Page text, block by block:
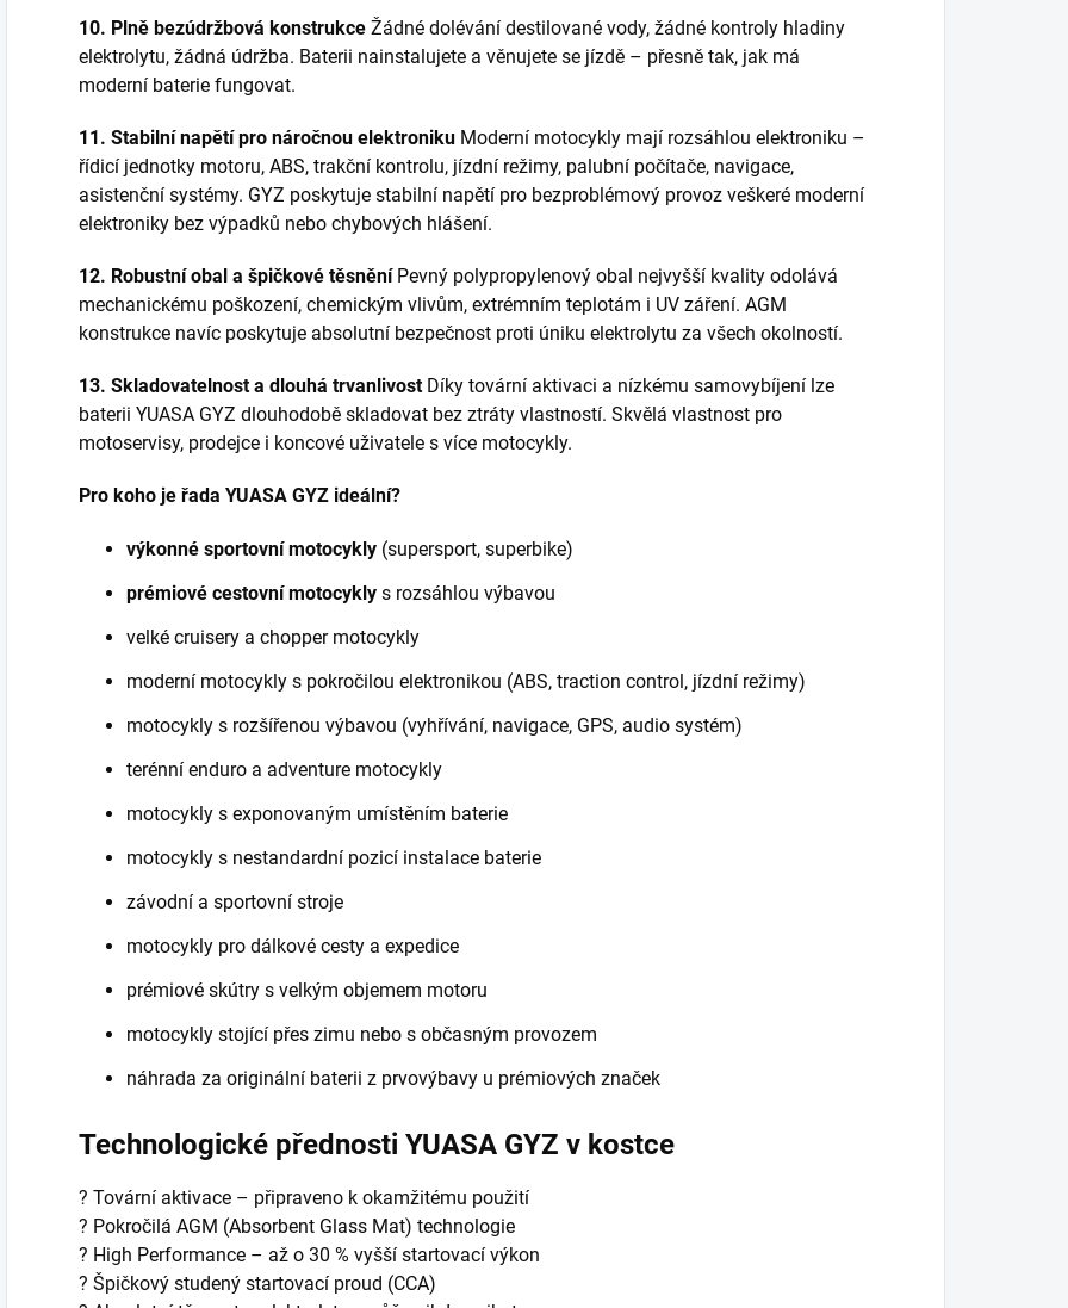
10. Plně bezúdržbová konstrukce Žádné dolévání destilované vody, žádné kontroly hladiny
elektrolytu, žádná údržba. Baterii nainstalujete a věnujete se jízdě – přesně tak, jak má
moderní baterie fungovat.
11. Stabilní napětí pro náročnou elektroniku Moderní motocykly mají rozsáhlou elektroniku –
řídicí jednotky motoru, ABS, trakční kontrolu, jízdní režimy, palubní počítače, navigace,
asistenční systémy. GYZ poskytuje stabilní napětí pro bezproblémový provoz veškeré moderní
elektroniky bez výpadků nebo chybových hlášení.
12. Robustní obal a špičkové těsněníPevný polypropylenový obal nejvyšší kvality odolává
mechanickému poškození, chemickým vlivům, extrémním teplotám i UV záření. AGM
konstrukce navíc poskytuje absolutní bezpečnost proti úniku elektrolytu za všech okolností.
13. Skladovatelnost a dlouhá trvanlivostDíky tovární aktivaci a nízkému samovybíjení lze
baterii YUASA GYZ dlouhodobě skladovat bez ztráty vlastností. Skvělá vlastnost pro
motoservisy, prodejce i koncové uživatele s více motocykly.
Pro koho je řada YUASA GYZ ideální?
výkonné sportovní motocykly (supersport, superbike)
prémiové cestovní motocykly s rozsáhlou výbavou
velké cruisery a chopper motocykly
moderní motocykly s pokročilou elektronikou (ABS, traction control, jízdní režimy)
motocykly s rozšířenou výbavou (vyhřívání, navigace, GPS, audio systém)
terénní enduro a adventure motocykly
motocykly s exponovaným umístěním baterie
motocykly s nestandardní pozicí instalace baterie
závodní a sportovní stroje
motocykly pro dálkové cesty a expedice
prémiové skútry s velkým objemem motoru
motocykly stojící přes zimu nebo s občasným provozem
náhrada za originální baterii z prvovýbavy u prémiových značek
Technologické přednosti YUASA GYZ v kostce
? Tovární aktivace – připraveno k okamžitému použití
? Pokročilá AGM (Absorbent Glass Mat) technologie
? High Performance – až o 30 % vyšší startovací výkon
? Špičkový studený startovací proud (CCA)